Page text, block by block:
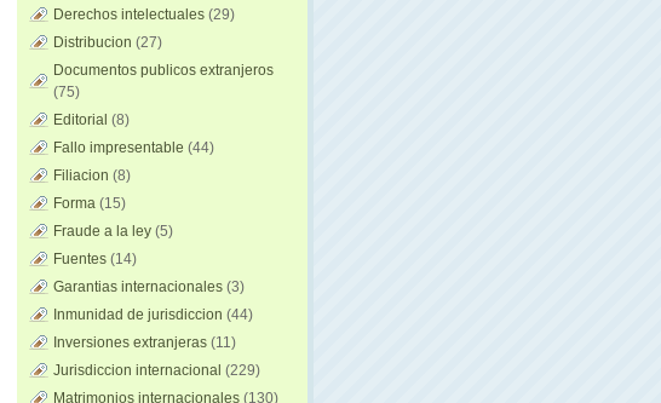
Derechos intelectuales (29)
Distribucion (27)
Documentos publicos extranjeros
(75)
Editorial (8)
Fallo impresentable (44)
Filiacion (8)
Forma (15)
Fraude a la ley (5)
Fuentes (14)
Garantias internacionales (3)
Inmunidad de jurisdiccion (44)
Inversiones extranjeras (11)
Jurisdiccion internacional (229)
Matrimonios internacionales (130)